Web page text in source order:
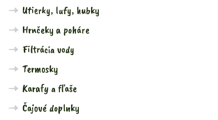
Utierky, lufy, hubky
Hrnčeky a poháre
Filtrácia vody
Termosky
Karafy a fľaše
Čajové doplnky